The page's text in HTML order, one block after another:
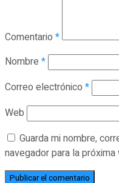
Comentario *
Nombre *
Correo electrónico *
Web
Guarda mi nombre,
navegador para la